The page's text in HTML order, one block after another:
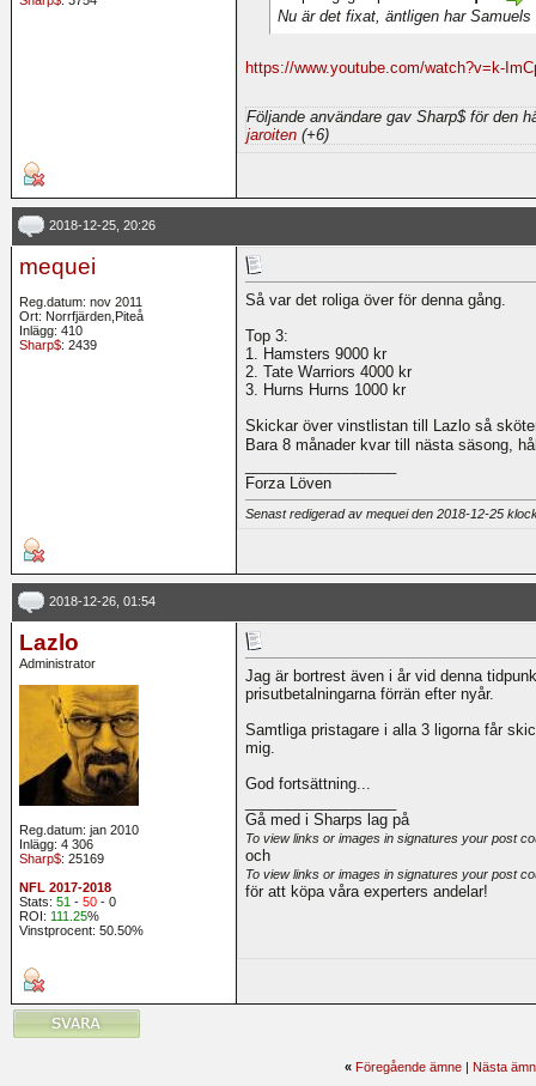
Nu är det fixat, äntligen har
https://www.youtube.com/watch?v=k-
Följande användare gav Sharp$ för den
jaroiten (+6)
2018-12-25, 20:26
mequei
Reg.datum: nov 2011
Ort: Norrfjärden,Piteå
Inlägg: 410
Sharp$: 2439
Så var det roliga över för denna gång.
Top 3:
1. Hamsters 9000 kr
2. Tate Warriors 4000 kr
3. Hurns Hurns 1000 kr
Skickar över vinstlistan till Lazlo så
Bara 8 månader kvar till nästa säsong,
Forza Löven
Senast redigerad av mequei den 2018-12-25
2018-12-26, 01:54
Lazlo
Administrator
Reg.datum: jan 2010
Inlägg: 4 306
Sharp$: 25169
NFL 2017-2018
Stats: 51 - 50 - 0
ROI: 111.25%
Vinstprocent: 50.50%
Jag är bortrest även i år vid denna
prisutbetalningarna förrän efter nyår.
Samtliga pristagare i alla 3 ligorna får
mig.
God fortsättning...
Gå med i Sharps lag på
To view links or images in signatures your post
och
To view links or images in signatures your post
för att köpa våra experters andelar!
« Föregående ämne| Nästa